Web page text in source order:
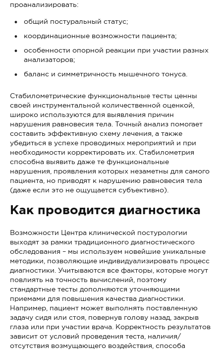
проанализировать:
общий постуральный статус;
координационные возможности пациента;
особенности опорной реакции при участии разных
анализаторов;
баланс и симметричность мышечного тонуса.
Стабилометрические функциональные тесты ценны
своей инструментальной количественной оценкой,
широко используются для выявления причин
нарушения равновесия тела. Точный анализ помогает
составить эффективную схему лечения, а также
убедиться в успехе проводимых мероприятий и при
необходимости корректировать их. Стабилометрия
способна выявить даже те функциональные
нарушения, проявления которых незаметны для самого
пациента, но приводят к нарушению равновесия тела
(даже если это не ощущается субъективно).
Как проводится диагностика
Возможности Центра клинической постурологии
выходят за рамки традиционного диагностического
обследования – мы используем новейшие уникальные
методики, позволяющие индивидуализировать процесс
диагностики. Учитываются все факторы, которые могут
повлиять на точность вычислений, поэтому
стандартные тесты дополняются уточняющими
приемами для повышения качества диагностики.
Например, пациент может выполнять поставленную
задачу сидя или стоя, повернув голову назад, закрыв
глаза или при участии врача. Корректность результатов
зависит от условий проведения теста, наличия/
отсутствия возмущающего воздействия, способа